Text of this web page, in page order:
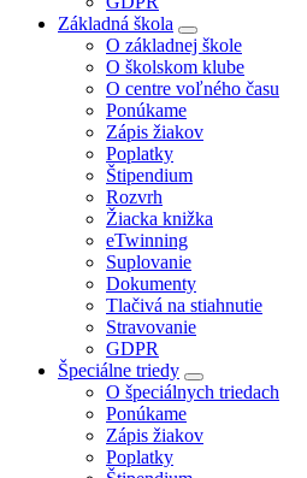
Základná škola
O základnej škole
O školskom klube
O centre voľného času
Ponúkame
Zápis žiakov
Poplatky
Štipendium
Rozvrh
Žiacka knižka
eTwinning
Suplovanie
Dokumenty
Tlačivá na stiahnutie
Stravovanie
GDPR
Špeciálne triedy
O špeciálnych triedach
Ponúkame
Zápis žiakov
Poplatky